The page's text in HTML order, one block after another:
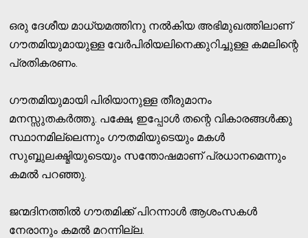
ഒരു ദേശീയ മാധ്യമത്തിനു നല്‍കിയ അഭിമുഖത്തിലാണ്
ഗൗതമിയുമായുള്ള വേര്‍പിരിയലിനെക്കുറിച്ചുള്ള കമലിന്റെ
പ്രതികരണം.
ഗൗതമിയുമായി പിരിയാനുള്ള തീരുമാനം
മനസ്സുതകര്‍ത്തു. പക്ഷേ, ഇപ്പോള്‍ തന്റെ വികാരങ്ങള്‍ക്കു
സ്ഥാനമില്ലെന്നും ഗൗതമിയുടെയും മകള്‍
സുബ്ബുലക്ഷ്മിയുടെയും സന്തോഷമാണ് പ്രധാനമെന്നും
കമല്‍ പറഞ്ഞു.
ജന്മദിനത്തില്‍ ഗൗതമിക്ക് പിറന്നാള്‍ ആശംസകള്‍
നേരാനും കമല്‍ മറന്നില്ല.